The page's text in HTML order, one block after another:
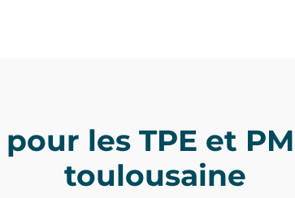
les TPE et
toulousaine